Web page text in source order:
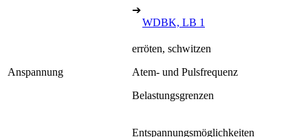
➔
WDBK, LB 1
Anspannung
erröten, schwitzen
Atem- und Pulsfrequenz
Belastungsgrenzen
Entspannungsmöglichkeiten